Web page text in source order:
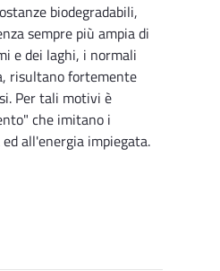
biodegradabili,
sempre più ampia di
e dei laghi, i normali
risultano fortemente
Per tali motivi è
che imitano i
all'energia impiegata.